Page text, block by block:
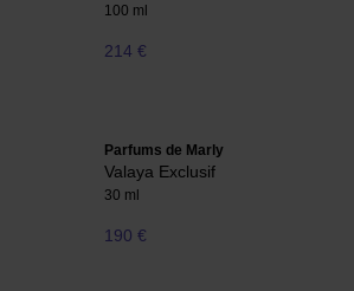
100 ml
214 €
Parfums de Marly
Valaya Exclusif
30 ml
190 €